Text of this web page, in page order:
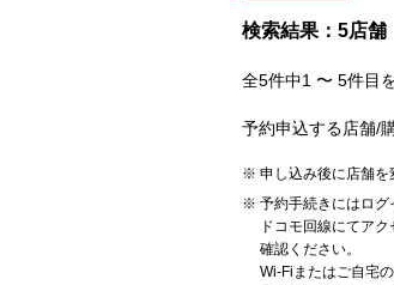
検索結果：5店舗
全5件中1 〜 5件目
予約申込する店舗/
申し込み後に店舗を
予約手続きにはログ
ドコモ回線にてア
確認ください。
Wi-Fiまたはご自宅